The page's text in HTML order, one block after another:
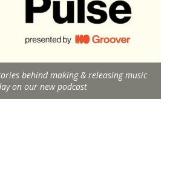
behind making & releasing music
on our new podcast